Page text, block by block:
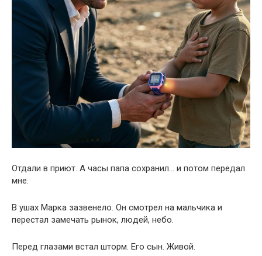
Отдали в приют. А часы папа сохранил… и потом передал
мне.
В ушах Марка зазвенело. Он смотрел на мальчика и
перестал замечать рынок, людей, небо.
Перед глазами встал шторм. Его сын. Живой.